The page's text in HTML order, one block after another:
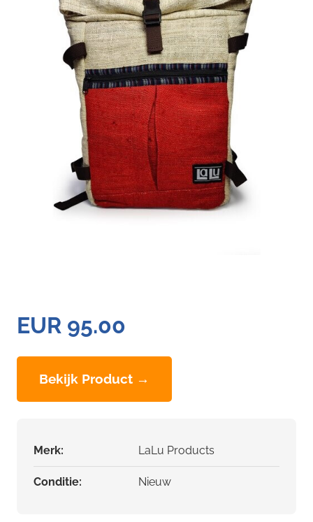
EUR 95.00
Bekijk Product →
Merk: LaLu Products
Conditie: Nieuw